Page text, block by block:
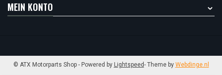
MEIN KONTO
© ATX Motorparts Shop - Powered by Lightspeed- Theme by Webdinge.nl